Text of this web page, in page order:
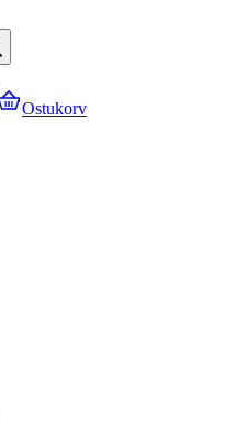
Ostukorv